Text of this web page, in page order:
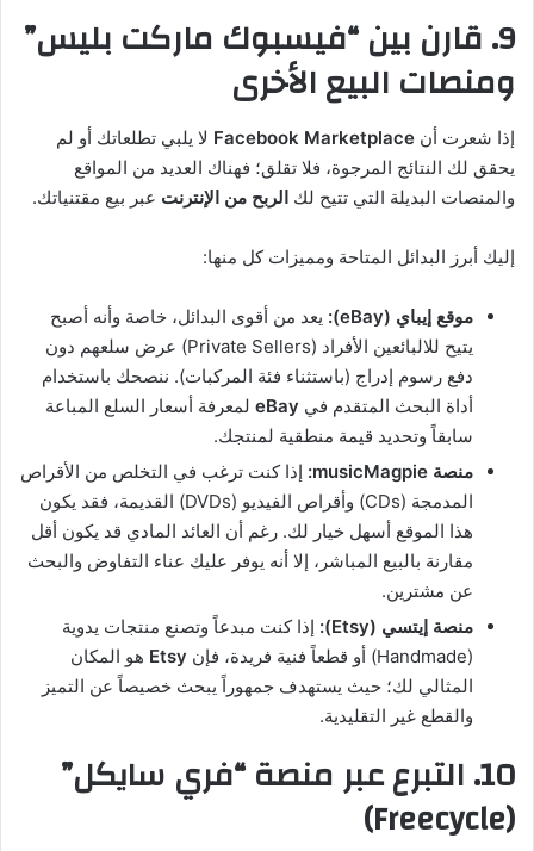
9. قارن بين “فيسبوك ماركت بليس”
ومنصات البيع الأخرى
إذا شعرت أن Facebook Marketplace لا يلبي تطلعاتك أو لم
يحقق لك النتائج المرجوة، فلا تقلق؛ فهناك العديد من المواقع
والمنصات البديلة التي تتيح لك الربح من الإنترنت عبر بيع مقتنياتك.
إليك أبرز البدائل المتاحة ومميزات كل منها:
موقع إيباي (eBay):
يعد من أقوى البدائل، خاصة وأنه أصبح
يتيح للالبائعين الأفراد (Private Sellers) عرض سلعهم دون
دفع رسوم إدراج (باستثناء فئة المركبات). ننصحك باستخدام
أداة البحث المتقدم في eBay لمعرفة أسعار السلع المباعة
سابقاً وتحديد قيمة منطقية لمنتجك.
منصة musicMagpie:
إذا كنت ترغب في التخلص من الأقراص
المدمجة (CDs) وأقراص الفيديو (DVDs) القديمة، فقد يكون
هذا الموقع أسهل خيار لك. رغم أن العائد المادي قد يكون أقل
مقارنة بالبيع المباشر، إلا أنه يوفر عليك عناء التفاوض والبحث
عن مشترين.
منصة إيتسي (Etsy):
إذا كنت مبدعاً وتصنع منتجات يدوية
(Handmade) أو قطعاً فنية فريدة، فإن
Etsy هو المكان
المثالي لك؛ حيث يستهدف جمهوراً يبحث خصيصاً عن التميز
والقطع غير التقليدية.
10. التبرع عبر منصة “فري سايكل”
(Freecycle)